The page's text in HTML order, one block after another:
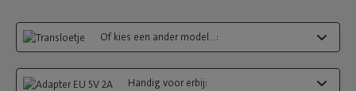
Of kies een ander model...:
Handig voor erbij: